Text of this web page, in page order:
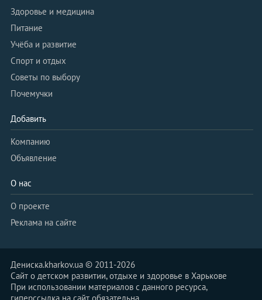
Здоровье и медицина
Питание
Учёба и развитие
Спорт и отдых
Советы по выбору
Почемучки
Добавить
Компанию
Объявление
О нас
О проекте
Реклама на сайте
Дениска.kharkov.ua © 2011-2026
Сайт о детском развитии, отдыхе и здоровье в Харькове
При использовании материалов с данного ресурса,